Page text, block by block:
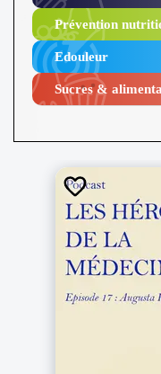
Prévention
Edouleur​
Sucres &